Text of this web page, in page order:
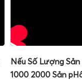
Nếu Số Lượng
1000 2000 Sản